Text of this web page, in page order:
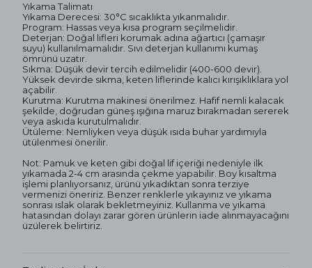
Yıkama Talimatı
Yıkama Derecesi: 30°C sıcaklıkta yıkanmalıdır.
Program: Hassas veya kısa program seçilmelidir.
Deterjan: Doğal lifleri korumak adına ağartıcı (çamaşır
suyu) kullanılmamalıdır. Sıvı deterjan kullanımı kumaş
ömrünü uzatır.
Sıkma: Düşük devir tercih edilmelidir (400-600 devir).
Yüksek devirde sıkma, keten liflerinde kalıcı kırışıklıklara yol
açabilir.
Kurutma: Kurutma makinesi önerilmez. Hafif nemli kalacak
şekilde, doğrudan güneş ışığına maruz bırakmadan sererek
veya askıda kurutulmalıdır.
Ütüleme: Nemliyken veya düşük ısıda buhar yardımıyla
ütülenmesi önerilir.
Not: Pamuk ve keten gibi doğal lif içeriği nedeniyle ilk
yıkamada 2-4 cm arasında çekme yapabilir. Boy kısaltma
işlemi planlıyorsanız, ürünü yıkadıktan sonra terziye
vermenizi öneririz. Benzer renklerle yıkayınız ve yıkama
sonrası ıslak olarak bekletmeyiniz. Kullanma ve yıkama
hatasından dolayı zarar gören ürünlerin iade alınmayacağını
üzülerek belirtiriz.